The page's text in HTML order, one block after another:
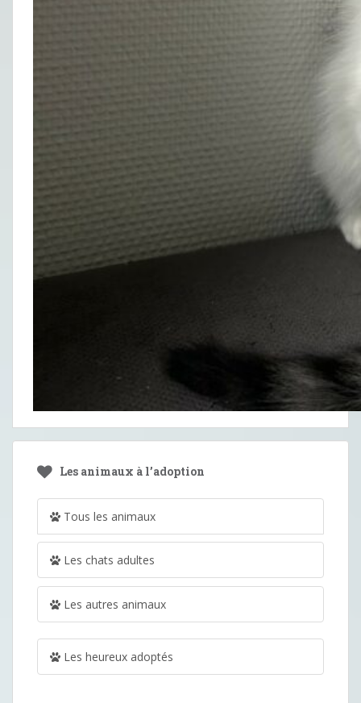
Les animaux à l’adoption
Tous les animaux
Les chats adultes
Les autres animaux
Les heureux adoptés